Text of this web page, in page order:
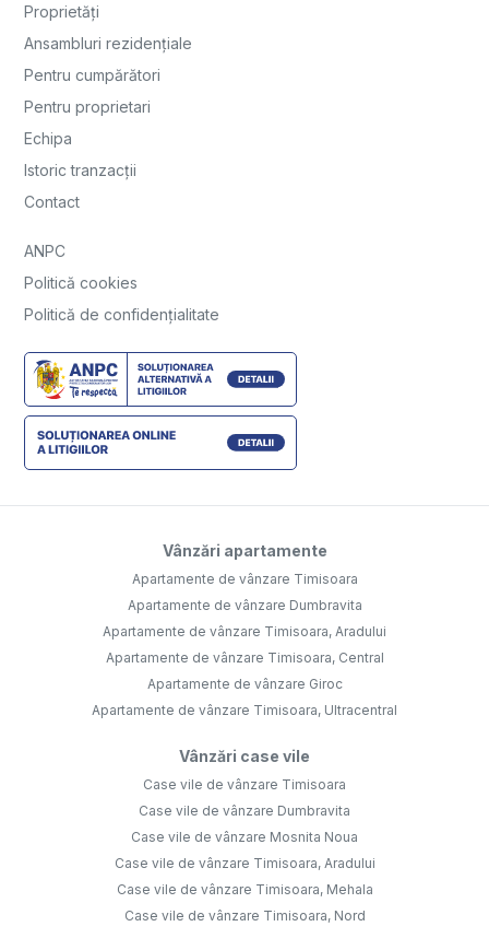
Proprietăți
Ansambluri rezidențiale
Pentru cumpărători
Pentru proprietari
Echipa
Istoric tranzacții
Contact
ANPC
Politică cookies
Politică de confidențialitate
Vânzări apartamente
Apartamente de vânzare Timisoara
Apartamente de vânzare Dumbravita
Apartamente de vânzare Timisoara, Aradului
Apartamente de vânzare Timisoara, Central
Apartamente de vânzare Giroc
Apartamente de vânzare Timisoara, Ultracentral
Vânzări case vile
Case vile de vânzare Timisoara
Case vile de vânzare Dumbravita
Case vile de vânzare Mosnita Noua
Case vile de vânzare Timisoara, Aradului
Case vile de vânzare Timisoara, Mehala
Case vile de vânzare Timisoara, Nord